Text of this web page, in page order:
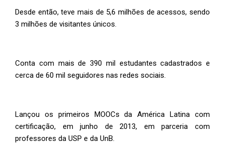
Desde então, teve mais de 5,6 milhões de acessos, sendo
3 milhões de visitantes únicos.
Conta com mais de 390 mil estudantes cadastrados e
cerca de 60 mil seguidores nas redes sociais.
Lançou os primeiros MOOCs da América Latina com
certificação, em junho de 2013, em parceria com
professores da USP e da UnB.